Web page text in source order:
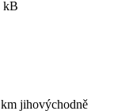
kB
jihovýchodně